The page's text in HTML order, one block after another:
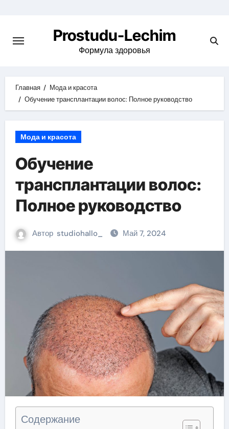
содержимому
Prostudu-Lechim
Формула здоровья
Главная
Мода и красота
Обучение трансплантации волос: Полное руководство
Мода и красота
Обучение
трансплантации волос:
Полное руководство
Автор studiohallo_ Май 7, 2024
Содержание